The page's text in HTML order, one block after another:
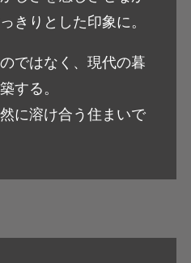
きりとした印象に。
ではなく、現代の暮
する。
に溶け合う住まいで